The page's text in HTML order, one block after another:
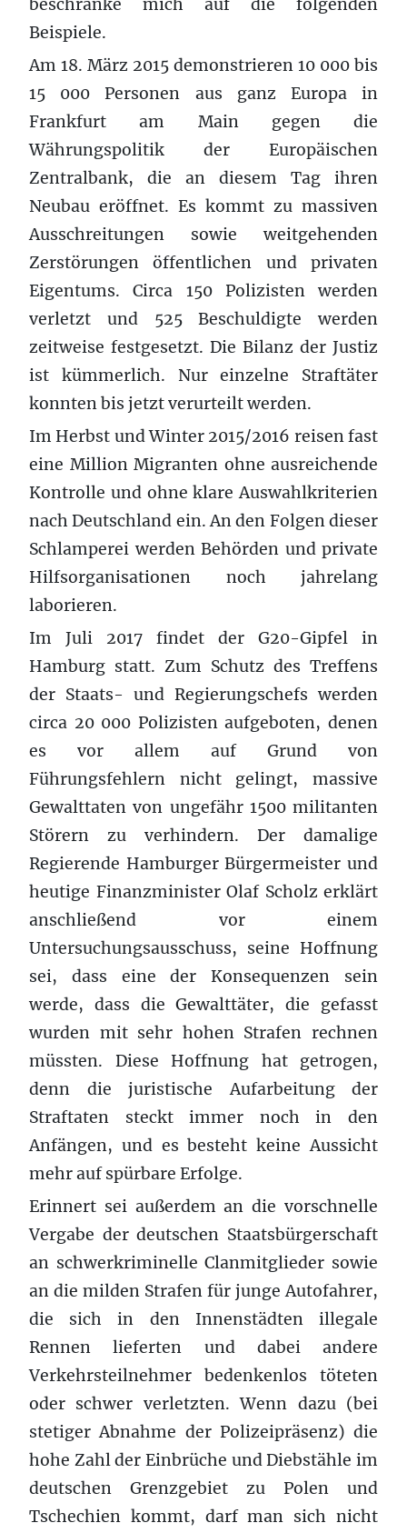
beschränke mich auf die folgenden
Beispiele.
Am 18. März 2015 demonstrieren 10 000 bis
15 000 Personen aus ganz Europa in
Frankfurt am Main gegen die
Währungspolitik der Europäischen
Zentralbank, die an diesem Tag ihren
Neubau eröffnet. Es kommt zu massiven
Ausschreitungen sowie weitgehenden
Zerstörungen öffentlichen und privaten
Eigentums. Circa 150 Polizisten werden
verletzt und 525 Beschuldigte werden
zeitweise festgesetzt. Die Bilanz der Justiz
ist kümmerlich. Nur einzelne Straftäter
konnten bis jetzt verurteilt werden.
Im Herbst und Winter 2015/2016 reisen fast
eine Million Migranten ohne ausreichende
Kontrolle und ohne klare Auswahlkriterien
nach Deutschland ein. An den Folgen dieser
Schlamperei werden Behörden und private
Hilfsorganisationen noch jahrelang
laborieren.
Im Juli 2017 findet der G20-Gipfel in
Hamburg statt. Zum Schutz des Treffens
der Staats- und Regierungschefs werden
circa 20 000 Polizisten aufgeboten, denen
es vor allem auf Grund von
Führungsfehlern nicht gelingt, massive
Gewalttaten von ungefähr 1500 militanten
Störern zu verhindern. Der damalige
Regierende Hamburger Bürgermeister und
heutige Finanzminister Olaf Scholz erklärt
anschließend vor einem
Untersuchungsausschuss, seine Hoffnung
sei, dass eine der Konsequenzen sein
werde, dass die Gewalttäter, die gefasst
wurden mit sehr hohen Strafen rechnen
müssten. Diese Hoffnung hat getrogen,
denn die juristische Aufarbeitung der
Straftaten steckt immer noch in den
Anfängen, und es besteht keine Aussicht
mehr auf spürbare Erfolge.
Erinnert sei außerdem an die vorschnelle
Vergabe der deutschen Staatsbürgerschaft
an schwerkriminelle Clanmitglieder sowie
an die milden Strafen für junge Autofahrer,
die sich in den Innenstädten illegale
Rennen lieferten und dabei andere
Verkehrsteilnehmer bedenkenlos töteten
oder schwer verletzten. Wenn dazu (bei
stetiger Abnahme der Polizeipräsenz) die
hohe Zahl der Einbrüche und Diebstähle im
deutschen Grenzgebiet zu Polen und
Tschechien kommt, darf man sich nicht